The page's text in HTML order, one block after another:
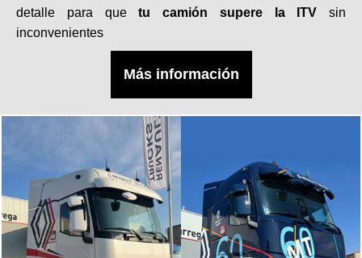
detalle para quetu camión supere la ITV sin
inconvenientes
Más información